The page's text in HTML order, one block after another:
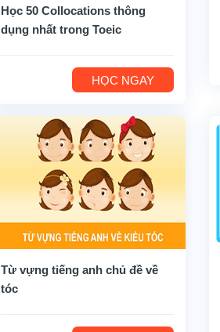
Học 50 Collocations thông
dụng nhất trong Toeic
HỌC NGAY
Từ vựng tiếng anh chủ đề về
tóc